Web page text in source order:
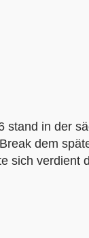
stand in der
dem
sich verdient